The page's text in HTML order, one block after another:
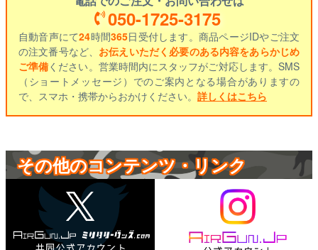
050-1725-3175
自動音声にて24時間365日受付します。商品ページIDやご注文
の注文番号など、 お伝えいただく必要のある内容をあらかじめ
ご準備ください。営業時間内にスタッフがご対応します。SMS
（ショートメッセージ）でのご案内となる場合がありますの
で、スマホ・携帯からおかけください。 詳しくはこちら
その他のコンテンツ・リンク